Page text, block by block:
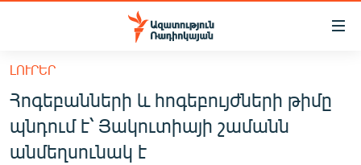
Մատչելիության
հիմնական
բովանդակությանը
Անցնել
հիմնական
մենյուին
ՀԱՅԱՍՏԱՆ
ՔԱՂԱՔԱԿԱՆ
ԼՈՒՐԵՐ
Հոգեբանների և հոգեբույժների թիմը
պնդում է՝ Յակուտիայի շամանն
անմեղսունակ է